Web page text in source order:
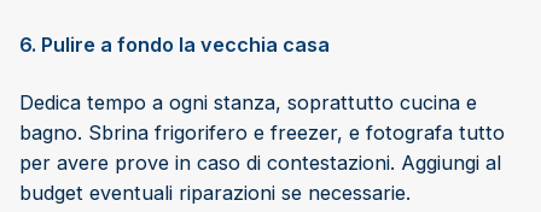
6. Pulire a fondo la vecchia casa
Dedica tempo a ogni stanza, soprattutto cucina e
bagno. Sbrina frigorifero e freezer, e fotografa tutto
per avere prove in caso di contestazioni. Aggiungi al
budget eventuali riparazioni se necessarie.